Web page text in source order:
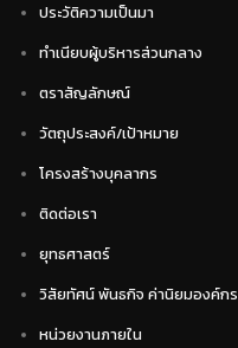
ประวัติความเป็นมา
ทำเนียบผู้บริหารส่วนกลาง
ตราสัญลักษณ์
วัตถุประสงค์/เป้าหมาย
โครงสร้างบุคลากร
ติดต่อเรา
ยุทธศาสตร์
วิสัยทัศน์ พันธกิจ ค่านิยมองค์กร
หน่วยงานภายใน